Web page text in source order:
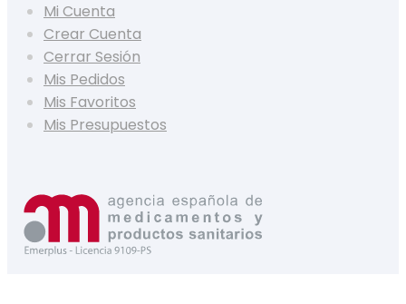
Mi Cuenta
Crear Cuenta
Cerrar Sesión
Mis Pedidos
Mis Favoritos
Mis Presupuestos